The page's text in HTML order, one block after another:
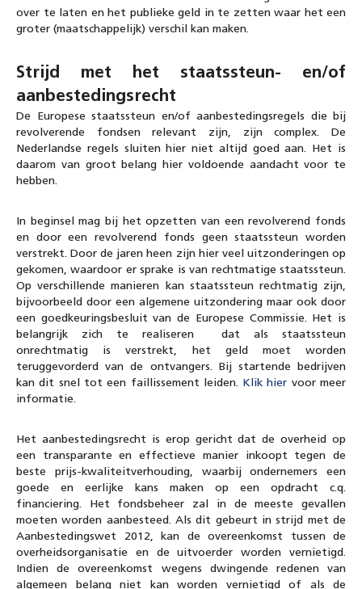
over te laten en het publieke geld in te zetten waar het een
groter (maatschappelijk) verschil kan maken.
Strijd met het staatssteun- en/of
aanbestedingsrecht
De Europese staatssteun en/of aanbestedingsregels die bij
revolverende fondsen relevant zijn, zijn complex. De
Nederlandse regels sluiten hier niet altijd goed aan. Het is
daarom van groot belang hier voldoende aandacht voor te
hebben.
In beginsel mag bij het opzetten van een revolverend fonds
en door een revolverend fonds geen staatssteun worden
verstrekt. Door de jaren heen zijn hier veel uitzonderingen op
gekomen, waardoor er sprake is van rechtmatige staatssteun.
Op verschillende manieren kan staatssteun rechtmatig zijn,
bijvoorbeeld door een algemene uitzondering maar ook door
een goedkeuringsbesluit van de Europese Commissie. Het is
belangrijk zich te realiseren dat als staatssteun
onrechtmatig is verstrekt, het geld moet worden
teruggevorderd van de ontvangers. Bij startende bedrijven
kan dit snel tot een faillissement leiden. Klik hier voor meer
informatie.
Het aanbestedingsrecht is erop gericht dat de overheid op
een transparante en effectieve manier inkoopt tegen de
beste prijs-kwaliteitverhouding, waarbij ondernemers een
goede en eerlijke kans maken op een opdracht c.q.
financiering. Het fondsbeheer zal in de meeste gevallen
moeten worden aanbesteed. Als dit gebeurt in strijd met de
Aanbestedingswet 2012, kan de overeenkomst tussen de
overheidsorganisatie en de uitvoerder worden vernietigd.
Indien de overeenkomst wegens dwingende redenen van
algemeen belang niet kan worden vernietigd of als de